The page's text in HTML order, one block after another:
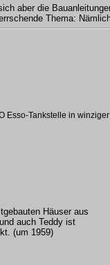
aber die
Thema:
Esso-Tankstelle in
Häuser aus
auch Teddy ist
(um 1959)